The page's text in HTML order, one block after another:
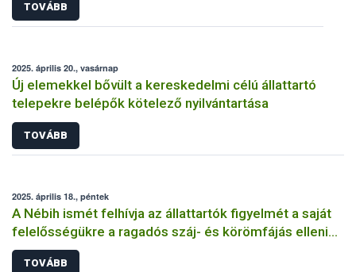
TOVÁBB
2025. április 20., vasárnap
Új elemekkel bővült a kereskedelmi célú állattartó
telepekre belépők kötelező nyilvántartása
TOVÁBB
2025. április 18., péntek
A Nébih ismét felhívja az állattartók figyelmét a saját
felelősségükre a ragadós száj- és körömfájás elleni
védekezésben
TOVÁBB